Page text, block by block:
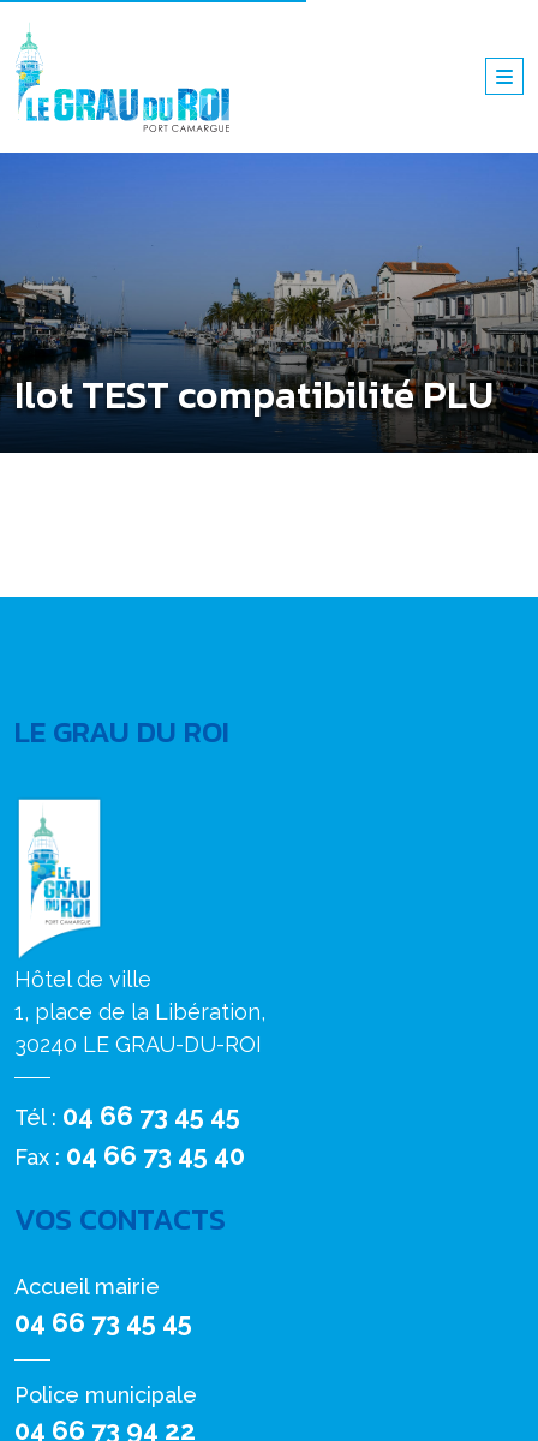
Ilot TEST compatibilité PLU
LE GRAU DU ROI
Hôtel de ville
1, place de la Libération,
30240 LE GRAU-DU-ROI
Tél : 04 66 73 45 45
Fax : 04 66 73 45 40
VOS CONTACTS
Accueil mairie
04 66 73 45 45
Police municipale
04 66 73 94 22